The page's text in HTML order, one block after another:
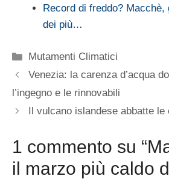
Record di freddo? Macchè,
dei più…
Categorie
Mutamenti Climatici
Venezia: la carenza d’acqua
l’ingegno e le rinnovabili
Il vulcano islandese abbatte
1 commento su
il marzo più caldo